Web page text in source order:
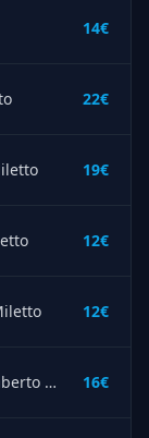
14€
22€
19€
12€
12€
The Island: CALIHIIT Workout – Umberto Miletto 16€